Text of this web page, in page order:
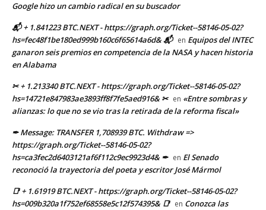
Google hizo un cambio radical en su buscador
📬 + 1.841223 BTC.NEXT - https://graph.org/Ticket--58146-05-02?
hs=fec48f1be180ed999b160c6f65614a6d& 📬 en Equipos del INTEC
ganaron seis premios en competencia de la NASA y hacen historia
en Alabama
✂ + 1.213340 BTC.NEXT - https://graph.org/Ticket--58146-05-02?
hs=14721e847983ae3893ff8f7fe5aed916& ✂ en «Entre sombras y
alianzas: lo que no se vio tras la retirada de la reforma fiscal»
✒ Message: TRANSFER 1,708939 BTC. Withdraw =>
https://graph.org/Ticket--58146-05-02?
hs=ca3fec2d6403121af6f112c9ec9923d4& ✒ en El Senado
reconoció la trayectoria del poeta y escritor José Mármol
📑 + 1.61919 BTC.NEXT - https://graph.org/Ticket--58146-05-02?
hs=009b320a1f752ef68558e5c12f574395& 📑 en Conozca las